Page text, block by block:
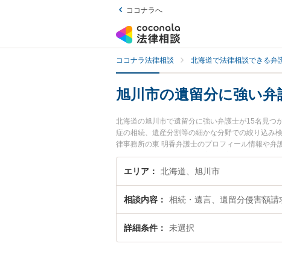
ココナラへ
ココナラ法律相談 北海道で法律相談できる弁
旭川市の遺留分に強い弁
北海道の旭川市で遺留分に強い弁護士が15名見つ
症の相続、遺産分割等の細かな分野での絞り込み
律事務所の東 明香弁護士のプロフィール情報や弁
『遺留分のトラブル解決の実績豊富な近くの弁護
すすめです。
エリア 北海道、旭川市
相談内容 相続・遺言、遺留分侵害額請
詳細条件 未選択